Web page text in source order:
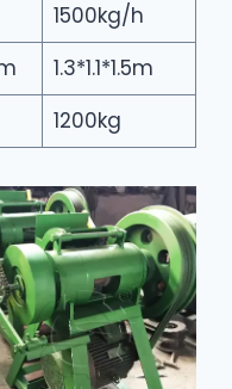
1500kg/h
1.3*1.1*1.5m
1200kg